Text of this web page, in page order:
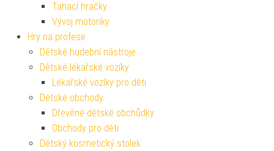
Tahací hračky
Vývoj motoriky
Hry na profese
Dětské hudební nástroje
Dětské lékařské vozíky
Lékařské vozíky pro děti
Dětské obchody
Dřevěné dětské obchůdky
Obchody pro děti
Dětský kosmetický stolek